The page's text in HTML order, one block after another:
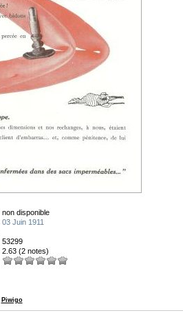
non disponible
03 Juin 1911
53299
2.63 (2 notes)
Piwigo